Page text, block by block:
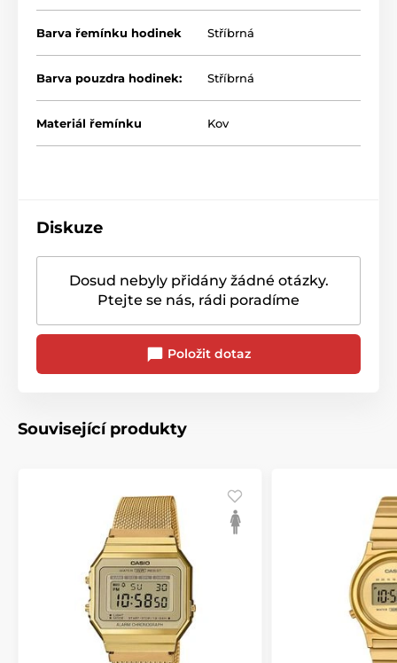
Barva řemínku hodinek Stříbrná
Barva pouzdra hodinek: Stříbrná
Materiál řemínku Kov
Diskuze
Dosud nebyly přidány žádné otázky.
Ptejte se nás, rádi poradíme
Položit dotaz
Související produkty